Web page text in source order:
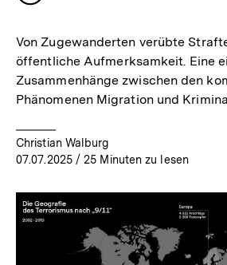
Von Zugewanderten verübte
öffentliche Aufmerksamkeit. Eine
Zusammenhänge zwischen den
Phänomenen Migration und
Christian Walburg
07.07.2025/ 25 Minuten zu lesen